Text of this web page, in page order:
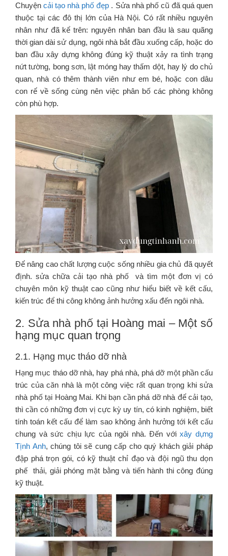
Chuyệncải tạo nhà phố đẹp . Sửa nhà phố cũ đã quá quen
thuộc tại các đô thị lớn của Hà Nội. Có rất nhiều nguyên
nhân như đã kể trên: nguyên nhân ban đầu là sau quãng
thời gian dài sử dụng, ngôi nhà bắt đầu xuống cấp, hoặc do
ban đầu xây dựng không đúng kỹ thuật xảy ra tình trạng
nứt tường, bong sơn, lật móng hay thấm dột, hay lý do chủ
quan, nhà có thêm thành viên như em bé, hoặc con dâu
con rể về sống cùng nên việc phân bố các phòng không
còn phù hợp.
Để nâng cao chất lượng cuộc sống nhiều gia chủ đã quyết
định. sửa chữa cải tạo nhà phố và tìm một đơn vị có
chuyên môn kỹ thuật cao cũng như hiểu biết về kết cấu,
kiến trúc để thi công không ảnh hưởng xấu đến ngôi nhà.
2. Sửa nhà phố tại Hoàng mai – Một số
hạng mục quan trọng
2.1. Hạng mục tháo dỡ nhà
Hạng mục tháo dỡ nhà, hay phá nhà, phá dỡ một phần cấu
trúc của căn nhà là một công việc rất quan trọng khi sửa
nhà phố tại Hoàng Mai. Khi bạn cần phá dỡ nhà để cải tạo,
thì cần có những đơn vị cực kỳ uy tín, có kinh nghiệm, biết
tính toán kết cấu để làm sao không ảnh hưởng tới kết cấu
chung và sức chịu lực của ngôi nhà. Đến vớixây dựng
Tịnh Anh, chúng tôi sẽ cung cấp cho quý khách giải pháp
đập phá trọn gói, có kỹ thuật chỉ đạo và đội ngũ thu dọn
phế thải, giải phóng mặt bằng và tiến hành thi công đúng
kỹ thuật.